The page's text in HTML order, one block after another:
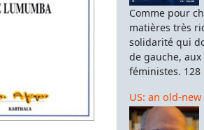
Comme pour
matières très
solidarité qui
de gauche,
féministes. 128
US: an old-